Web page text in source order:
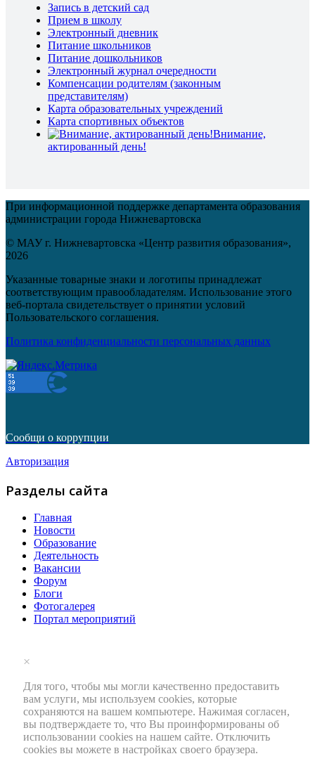
Запись в детский сад
Прием в школу
Электронный дневник
Питание школьников
Питание дошкольников
Электронный журнал очередности
Компенсации родителям (законным
представителям)
Карта образовательных учреждений
Карта спортивных объектов
Внимание,
актированный день!
При информационной поддержке департамента образования
администрации города Нижневартовска
© МАУ г. Нижневартовска «Центр развития образования»,
2026
Указанные товарные знаки и логотипы принадлежат
соответствующим правообладателям. Использование этого
веб-портала свидетельствует о принятии условий
Пользовательского соглашения.
Политика конфиденциальности персональных данных
Сообщи о коррупции
Авторизация
Разделы сайта
Главная
Новости
Образование
Деятельность
Вакансии
Форум
Блоги
Фотогалерея
Портал мероприятий
×
Для того, чтобы мы могли качественно предоставить
вам услуги, мы используем cookies, которые
сохраняются на вашем компьютере. Нажимая согласен,
вы подтверждаете то, что Вы проинформированы об
использовании cookies на нашем сайте. Отключить
cookies вы можете в настройках своего браузера.